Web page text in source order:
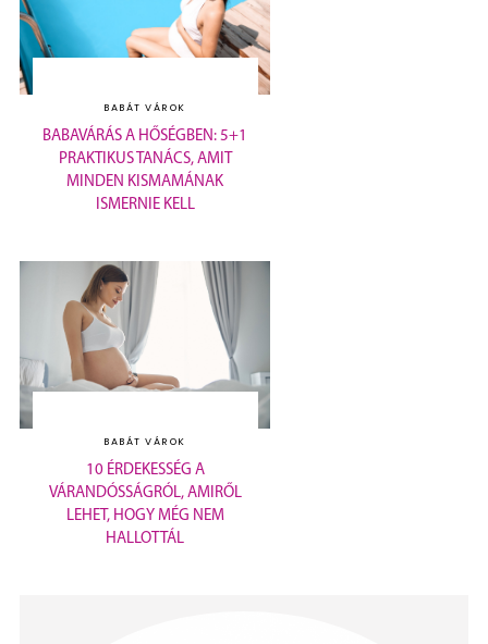
BABÁT VÁROK
BABAVÁRÁS A HŐSÉGBEN: 5+1
PRAKTIKUS TANÁCS, AMIT
MINDEN KISMAMÁNAK
ISMERNIE KELL
BABÁT VÁROK
10 ÉRDEKESSÉG A
VÁRANDÓSSÁGRÓL, AMIRŐL
LEHET, HOGY MÉG NEM
HALLOTTÁL